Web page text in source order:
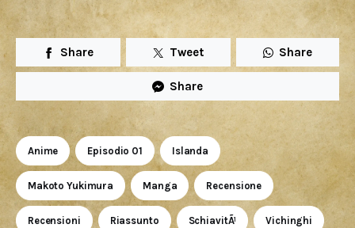
Share Tweet Share
Share
Anime Episodio 01 Islanda
Makoto Yukimura Manga Recensione
Recensioni Riassunto SchiavitÃ¹ Vichinghi